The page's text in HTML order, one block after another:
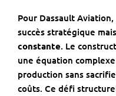
Pour Dassault
succès stratégique
constante. Le
une équation
production sans
coûts. Ce défi